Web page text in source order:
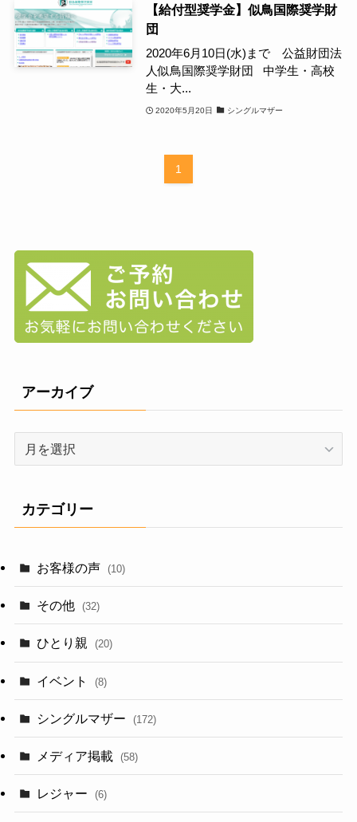
【給付型奨学金】似鳥国際奨学財
団
2020年6月10日(水)まで 公益財団法
人似鳥国際奨学財団 中学生・高校
生・大...
2020年5月20日 シングルマザー
1
アーカイブ
ブ
カテゴリー
お客様の声 (10)
その他 (32)
ひとり親 (20)
イベント (8)
シングルマザー (172)
メディア掲載 (58)
レジャー (6)